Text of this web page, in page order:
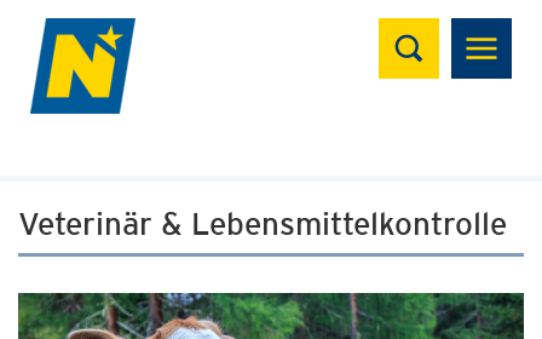
Suchen
Veterinär & Lebensmittelkontrolle